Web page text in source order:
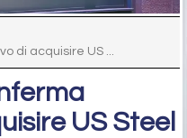
di acquisire US ...
US Steel